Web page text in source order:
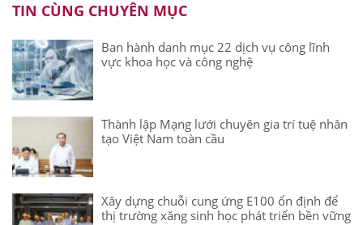
TIN CÙNG CHUYÊN MỤC
Ban hành danh mục 22 dịch vụ công lĩnh
vực khoa học và công nghệ
Thành lập Mạng lưới chuyên gia trí tuệ nhân
tạo Việt Nam toàn cầu
Xây dựng chuỗi cung ứng E100 ổn định để
thị trường xăng sinh học phát triển bền vững